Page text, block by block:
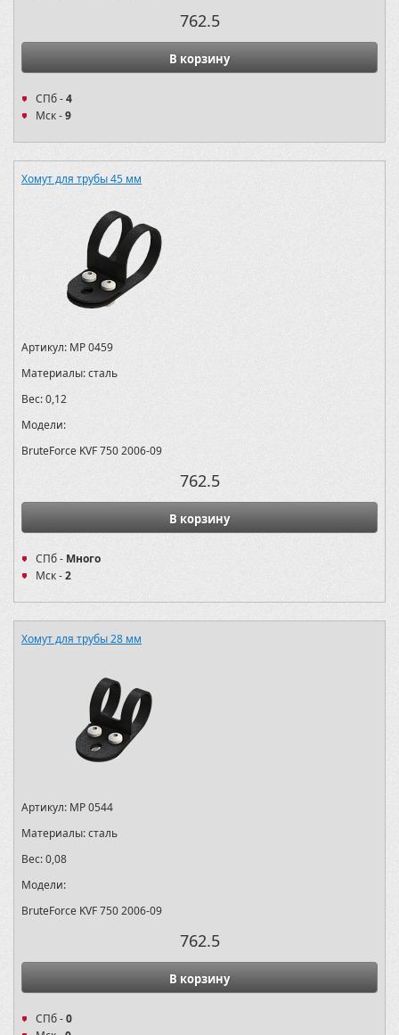
762.5
В корзину
СПб -4
Мск -9
Хомут для трубы 45 мм
Артикул: MP 0459
Материалы:сталь
Вес:0,12
Модели:
BruteForce KVF 750 2006-09
762.5
В корзину
СПб - Много
Мск -2
Хомут для трубы 28 мм
Артикул: MP 0544
Материалы:сталь
Вес:0,08
Модели:
BruteForce KVF 750 2006-09
762.5
В корзину
СПб -0